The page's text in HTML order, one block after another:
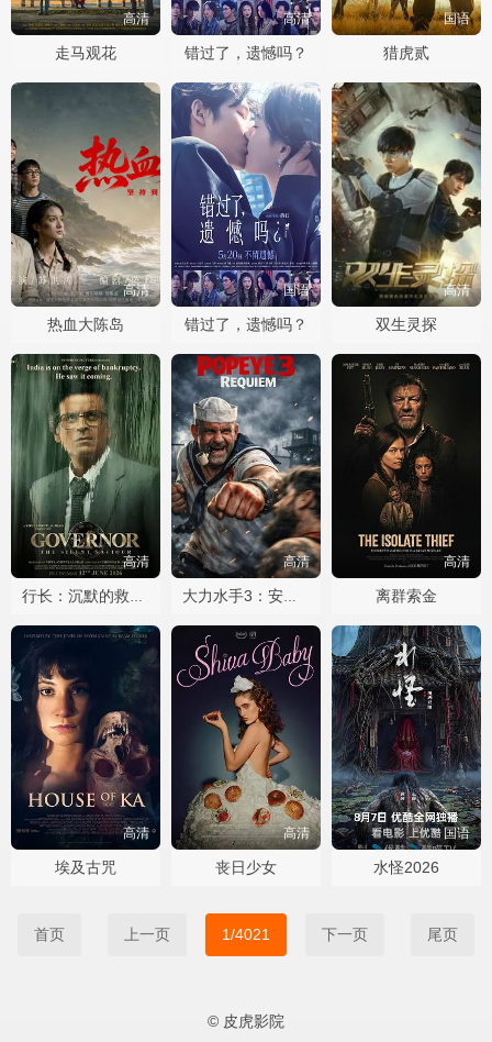
高清
走马观花
高清
错过了，遗憾吗？
国语
猎虎贰
高清
热血大陈岛
国语
错过了，遗憾吗？
高清
双生灵探
高清 高清
大力水手3：安魂曲
高清
离群索金
高清
埃及古咒
高清
丧日少女
国语
水怪2026
首页 上一页 1/4021 下一页 尾页
© 皮虎影院